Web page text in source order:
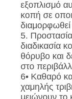
εξοπλισμό
κοπή σε
5.
διαδικασία
θόρυβο και
στο
6• Καθαρό
χαμηλής
μειώνουν το